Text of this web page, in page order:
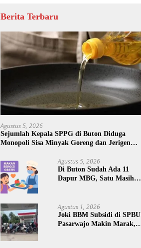
Berita Terbaru
Agustus 5, 2026
Sejumlah Kepala SPPG di Buton Diduga
Monopoli Sisa Minyak Goreng dan Jerigen
Agustus 5, 2026
Di Buton Sudah Ada 11
Dapur MBG, Satu Masih
Agustus 1, 2026
Joki BBM Subsidi di SPBU
Pasarwajo Makin Marak,